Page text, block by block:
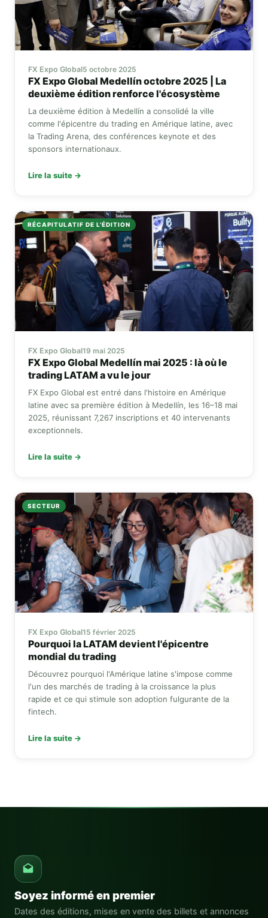
FX Expo Global5 octobre 2025
FX Expo Global Medellín octobre 2025 | La
deuxième édition renforce l'écosystème
La deuxième édition à Medellín a consolidé la ville
comme l'épicentre du trading en Amérique latine, avec
la Trading Arena, des conférences keynote et des
sponsors internationaux.
Lire la suite →
RÉCAPITULATIF DE L'ÉDITION
FX Expo Global19 mai 2025
FX Expo Global Medellín mai 2025 : là où le
trading LATAM a vu le jour
FX Expo Global est entré dans l'histoire en Amérique
latine avec sa première édition à Medellín, les 16–18 mai
2025, réunissant 7,267 inscriptions et 40 intervenants
exceptionnels.
Lire la suite →
SECTEUR
FX Expo Global15 février 2025
Pourquoi la LATAM devient l'épicentre
mondial du trading
Découvrez pourquoi l'Amérique latine s'impose comme
l'un des marchés de trading à la croissance la plus
rapide et ce qui stimule son adoption fulgurante de la
fintech.
Lire la suite →
Soyez informé en premier
Dates des éditions, mises en vente des billets et annonces